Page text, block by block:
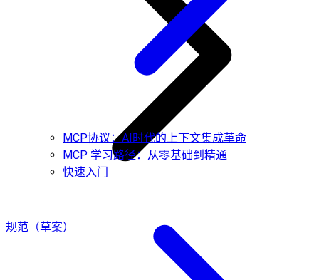
MCP协议：AI时代的上下文集成革命
MCP 学习路径：从零基础到精通
快速入门
规范（草案）